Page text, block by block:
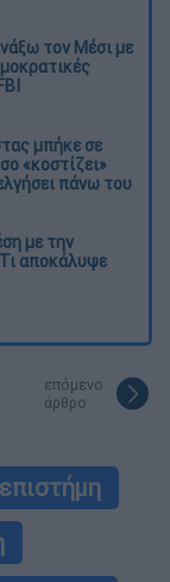
τον Μέσι με
μπήκε σε
«κοστίζει»
πάνω του
με την
αποκάλυψε
επόμενο
άρθρο
επιστήμη